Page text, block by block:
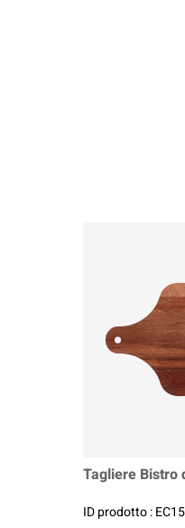
Tagliere Bistro
ID prodotto :